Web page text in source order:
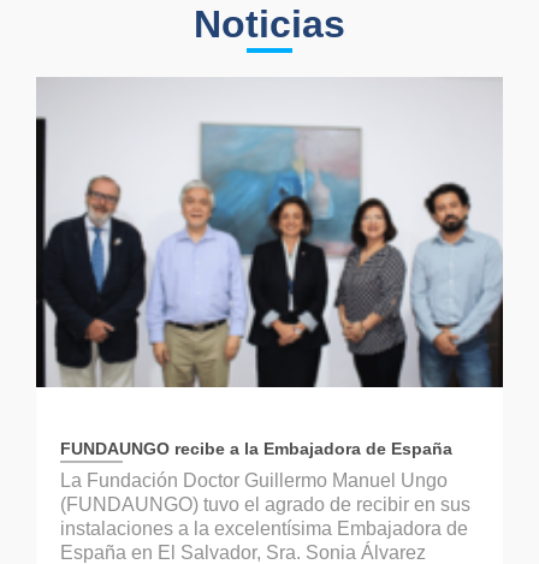
Noticias
FUNDAUNGO recibe a la Embajadora de España
La Fundación Doctor Guillermo Manuel Ungo
(FUNDAUNGO) tuvo el agrado de recibir en sus
instalaciones a la excelentísima Embajadora de
España en El Salvador, Sra. Sonia Álvarez